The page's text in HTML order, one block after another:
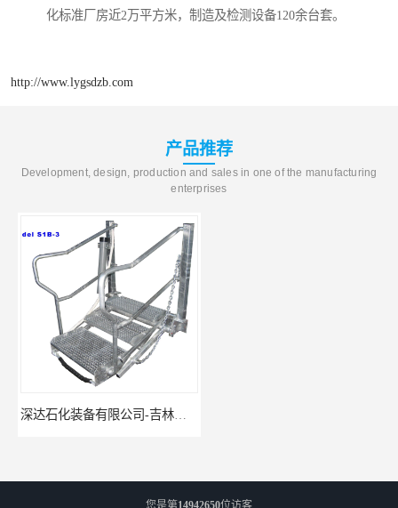
化标准厂房近2万平方米，制造及检测设备120余台套。
http://www.lygsdzb.com
产品推荐
Development, design, production and sales in one of the manufacturing
enterprises
深达石化装备有限公司-吉林鹤管栈台
您是第14942650位访客